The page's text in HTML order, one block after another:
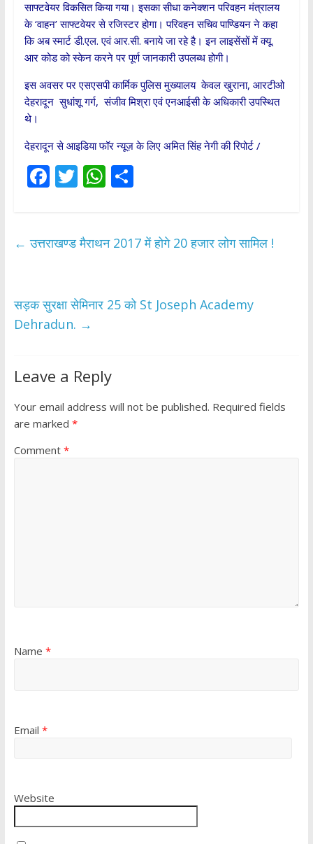
साफ्टवेयर विकसित किया गया। इसका सीधा कनेक्शन परिवहन मंत्रालय
के ‘वाहन’ साफ्टवेयर से रजिस्टर होगा। परिवहन सचिव पाण्डियन ने कहा
कि अब स्मार्ट डी.एल. एवं आर.सी. बनाये जा रहे है। इन लाइसेंसों में क्यू.
आर कोड को स्केन करने पर पूर्ण जानकारी उपलब्ध होगी।
इस अवसर पर एसएसपी कार्मिक पुलिस मुख्यालय केवल खुराना, आरटीओ
देहरादून सुधांशू गर्ग, संजीव मिश्रा एवं एनआईसी के अधिकारी उपस्थित
थे।
देहरादून से आइडिया फॉर न्यूज़ के लिए अमित सिंह नेगी की रिपोर्ट /
F
b
k
T
er
W
s
p
S
e
← उत्तराखण्ड मैराथन 2017 में होगे 20 हजार लोग सामिल !
सड़क सुरक्षा सेमिनार 25 को St Joseph Academy
Dehradun. →
Leave a Reply
Your email address will not be published. Required fields
are marked *
Comment *
Name *
Email *
Website